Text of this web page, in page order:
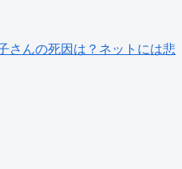
さんの死因は？ネットには悲